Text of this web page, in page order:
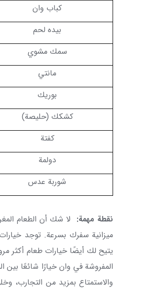
كباب وان
بيده لحم
سمك مشوي
مانتي
بوريك
كشكك (حليصة)
كفتة
دولمة
شوربة عدس
نقطة مهمة: لا شك أن الطعام
ميزانية سفرك بسرعة. توجد
يتيح لك أيضًا خيارات طعام أكثر
المفروشة في وان خيارًا شائعًا بين
والاستمتاع بمزيد من التجارب،